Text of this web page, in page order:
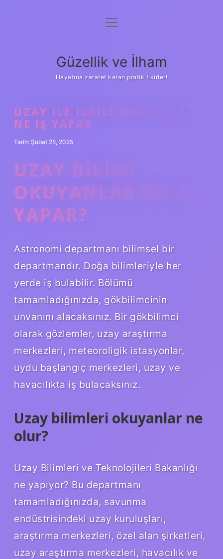
Anasayfa
Yasal Uyarı
menüyü
Güzellik ve İlham
Hayatına zarafet katan pratik fikirler!
UZAY ILE ILGILI MESLEKLER
NE IŞ YAPAR
Tarih: Şubat 25, 2025
UZAY BILIMI
OKUYANLAR NE IŞ
YAPAR?
Astronomi departmanı bilimsel bir
departmandır. Doğa bilimleriyle her
yerde iş bulabilir. Bölümü
tamamladığınızda, gökbilimcinin
unvanını alacaksınız. Bir gökbilimci
olarak gözlemler, uzay araştırma
merkezleri, meteoroligik istasyonlar,
uydu başlangıç ​​merkezleri, uzay ve
havacılıkta iş bulacaksınız.
Uzay bilimleri okuyanlar ne
olur?
Uzay Bilimleri ve Teknolojileri Bakanlığı
ne yapıyor? Bu departmanı
tamamladığınızda, savunma
endüstrisindeki uzay kuruluşları,
araştırma merkezleri, özel alan şirketleri,
uzay araştırma merkezleri, havacılık ve